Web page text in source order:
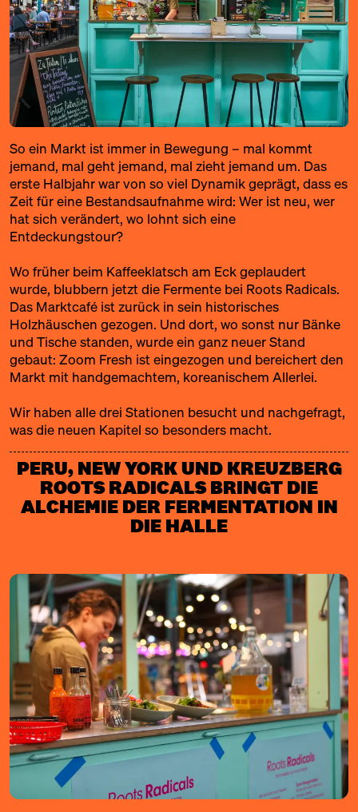
So ein Markt ist immer in Bewegung – mal kommt
jemand, mal geht jemand, mal zieht jemand um. Das
erste Halbjahr war von so viel Dynamik geprägt, dass es
Zeit für eine Bestandsaufnahme wird: Wer ist neu, wer
hat sich verändert, wo lohnt sich eine
Entdeckungstour?
Wo früher beim Kaffeeklatsch am Eck geplaudert
wurde, blubbern jetzt die Fermente bei Roots Radicals.
Das Marktcafé ist zurück in sein historisches
Holzhäuschen gezogen. Und dort, wo sonst nur Bänke
und Tische standen, wurde ein ganz neuer Stand
gebaut: Zoom Fresh ist eingezogen und bereichert den
Markt mit handgemachtem, koreanischem Allerlei.
Wir haben alle drei Stationen besucht und nachgefragt,
was die neuen Kapitel so besonders macht.
PERU, NEW YORK UND KREUZBERG
ROOTS RADICALS BRINGT DIE
ALCHEMIE DER FERMENTATION IN
DIE HALLE